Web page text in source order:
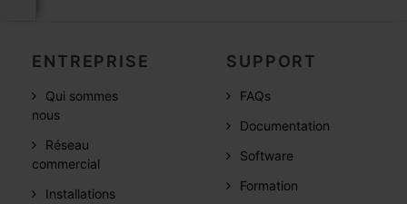
ENTREPRISE
Qui sommes
nous
Réseau
commercial
Installations
SUPPORT
FAQs
Documentation
Software
Formation